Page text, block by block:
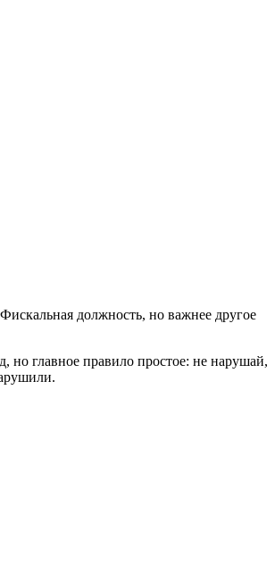
должность, но важнее другое
главное правило простое: не нарушай,